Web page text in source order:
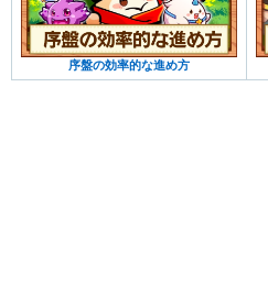
序盤の効率的な進め方